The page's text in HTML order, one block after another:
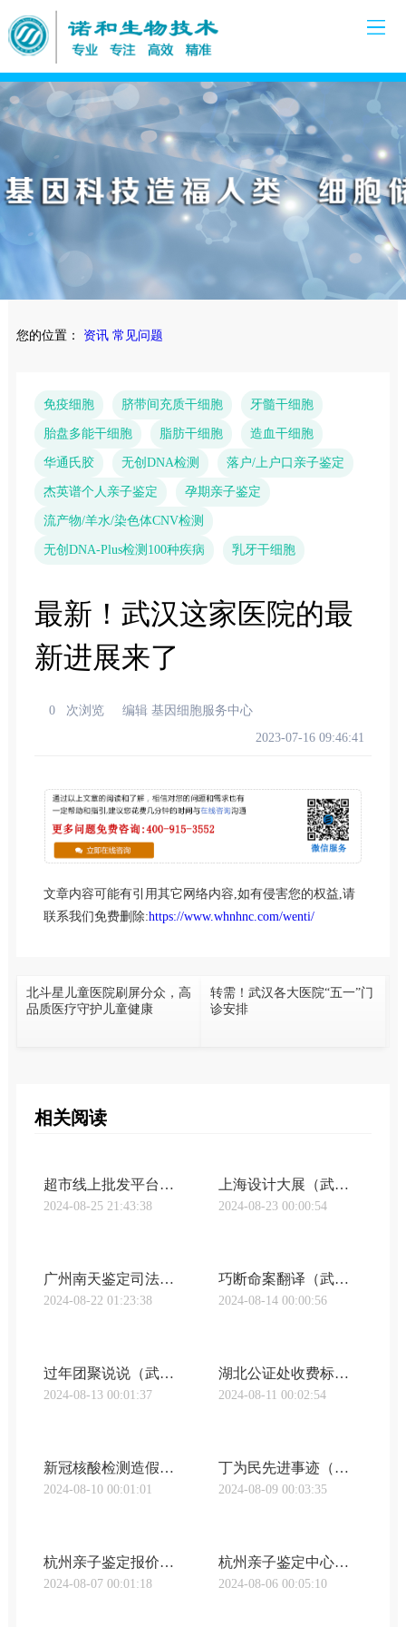
您的位置： 资讯 常见问题
免疫细胞 脐带间充质干细胞 牙髓干细胞
胎盘多能干细胞 脂肪干细胞 造血干细胞
华通氏胶 无创DNA检测 落户/上户口亲子鉴定
杰英谱个人亲子鉴定 孕期亲子鉴定
流产物/羊水/染色体CNV检测
无创DNA-Plus检测100种疾病 乳牙干细胞
最新！武汉这家医院的最
新进展来了
0 次浏览
编辑 基因细胞服务中心
2023-07-16 09:46:41
文章内容可能有引用其它网络内容,如有侵害您的权益,请
联系我们免费删除:https://www.whnhnc.com/wenti/
北斗星儿童医院刷屏分众，高
品质医疗守护儿童健康
转需！武汉各大医院“五一”门
诊安排
相关阅读
超市线上批发平台有哪些品牌（武汉亲子鉴定undefined谁是最大的线上超市，天猫和京东又打成了口水战｜钛晨报）
2024-08-25 21:43:38
上海设计大展（武汉亲子鉴定undefined“上海设计10×10”全球设计高峰会，聚焦未来设计）
2024-08-23 00:00:54
广州南天鉴定司法中心（武汉明鉴亲子鉴定《广东南天司法鉴定实录》第2期“真假孙子”之谜）
2024-08-22 01:23:38
巧断命案翻译（武汉明鉴亲子鉴定巧断争子案）
2024-08-14 00:00:56
过年团聚说说（武汉咸宁亲子鉴定新年的团聚：27年在路上的父亲，终于找到儿子）
2024-08-13 00:01:37
湖北公证处收费标准（武汉亲子鉴定加急湖北公证处-在线申办公证）
2024-08-11 00:02:54
新冠核酸检测造假后果（核子亲子鉴定武汉原形毕露！靠核酸造假狂赚百亿，20多岁的张姗姗，家族背景被揭穿）
2024-08-10 00:01:01
丁为民先进事迹（武汉东西湖区亲子鉴定位置「2023最美基层民警」丁其刚：群众的幸福安宁是我不懈追求的目标武汉市公安局2024-02-12 06:50武汉市公安局2024-02-12 06:50）
2024-08-09 00:03:35
杭州亲子鉴定报价（武汉武昌区亲子鉴定多少钱杭州亲子鉴定多少钱收费标准（附2023最新亲子鉴定中心价格表））
2024-08-07 00:01:18
杭州亲子鉴定中心排名前十的医院（武汉武昌区亲子鉴定多少钱杭州亲子鉴定需要多少钱（价格详情汇总））
2024-08-06 00:05:10